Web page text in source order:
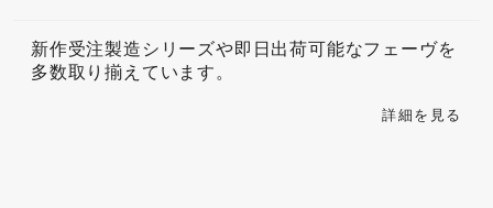
新作受注製造シリーズや即日出荷可能なフェーヴを
多数取り揃えています。
詳細を見る